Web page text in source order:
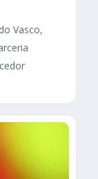
Vasco,